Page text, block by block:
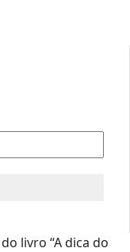
livro “A dica do